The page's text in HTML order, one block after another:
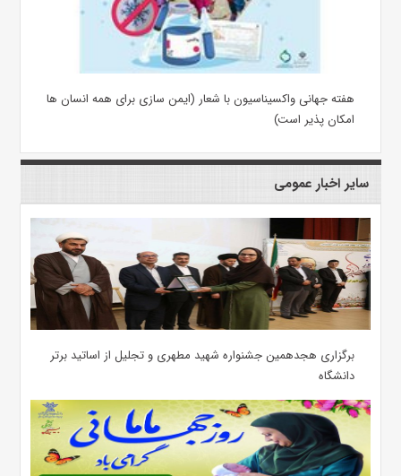
هفته جهانی واکسیناسیون با شعار (ایمن سازی برای همه انسان ها
امکان پذیر است)
سایر اخبار عمومی
برگزاری هجدهمین جشنواره شهید مطهری و تجلیل از اساتید برتر
دانشگاه